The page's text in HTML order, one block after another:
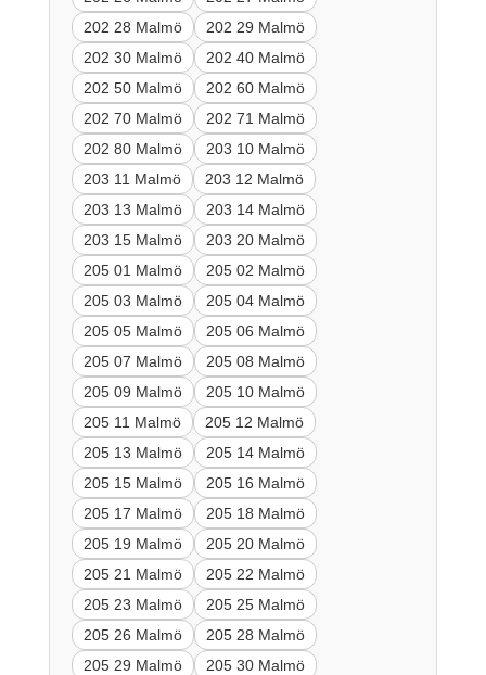
202 28 Malmö
202 29 Malmö
202 30 Malmö
202 40 Malmö
202 50 Malmö
202 60 Malmö
202 70 Malmö
202 71 Malmö
202 80 Malmö
203 10 Malmö
203 11 Malmö
203 12 Malmö
203 13 Malmö
203 14 Malmö
203 15 Malmö
203 20 Malmö
205 01 Malmö
205 02 Malmö
205 03 Malmö
205 04 Malmö
205 05 Malmö
205 06 Malmö
205 07 Malmö
205 08 Malmö
205 09 Malmö
205 10 Malmö
205 11 Malmö
205 12 Malmö
205 13 Malmö
205 14 Malmö
205 15 Malmö
205 16 Malmö
205 17 Malmö
205 18 Malmö
205 19 Malmö
205 20 Malmö
205 21 Malmö
205 22 Malmö
205 23 Malmö
205 25 Malmö
205 26 Malmö
205 28 Malmö
205 29 Malmö
205 30 Malmö